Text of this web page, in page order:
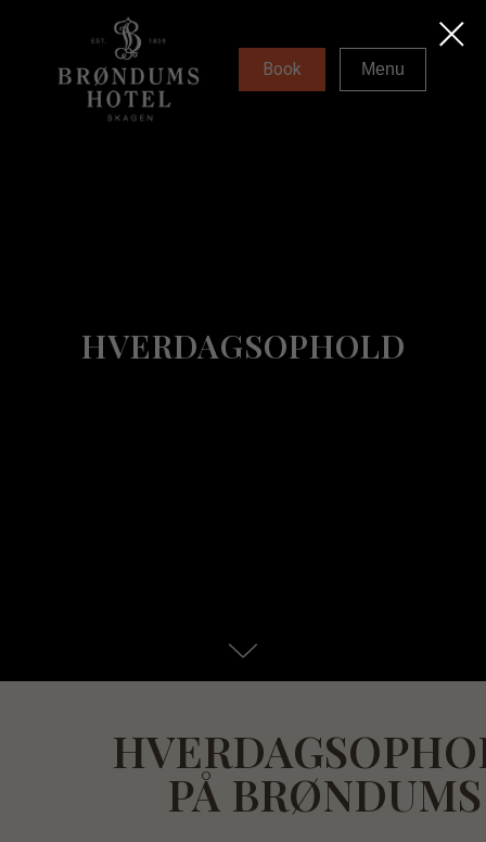
Menu
Book
HVERDAGSOPHOLD
PÅ BRØNDUMS